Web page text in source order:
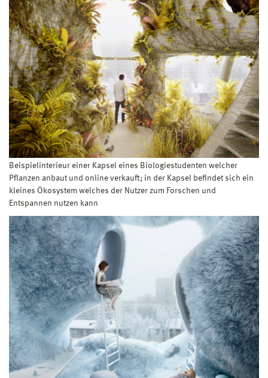
Beispielinterieur einer Kapsel eines Biologiestudenten welcher
Pflanzen anbaut und online verkauft; in der Kapsel befindet sich ein
kleines Ökosystem welches der Nutzer zum Forschen und
Entspannen nutzen kann